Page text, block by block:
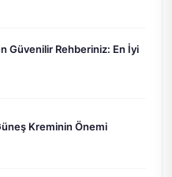
Güvenilir Rehberiniz: En İyi
Kreminin Önemi